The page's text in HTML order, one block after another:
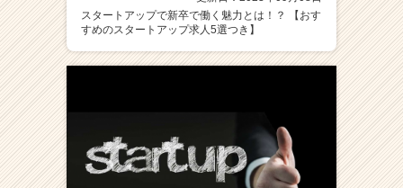
スタートアップで新卒で働く魅力とは！？ 【おす
すめのスタートアップ求人5選つき】